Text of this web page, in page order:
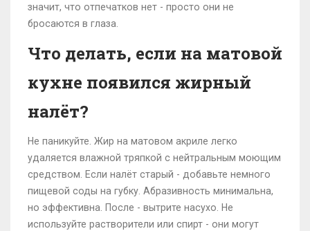
значит, что отпечатков нет - просто они не
бросаются в глаза.
Что делать, если на матовой
кухне появился жирный
налёт?
Не паникуйте. Жир на матовом акриле легко
удаляется влажной тряпкой с нейтральным моющим
средством. Если налёт старый - добавьте немного
пищевой соды на губку. Абразивность минимальна,
но эффективна. После - вытрите насухо. Не
используйте растворители или спирт - они могут